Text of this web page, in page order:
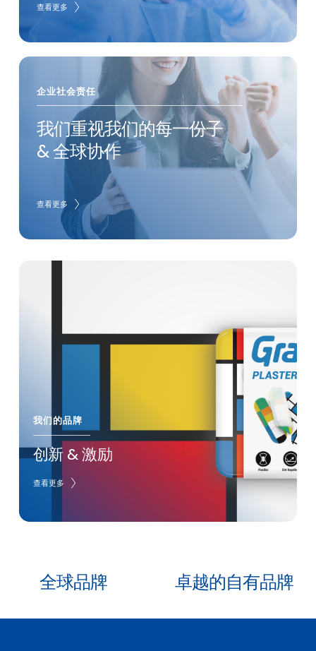
查看更多
企业社会责任
我们重视我们的每一份子
& 全球协作
查看更多
我们的品牌
创新 & 激励
查看更多
    全球品牌                卓越的自有品牌